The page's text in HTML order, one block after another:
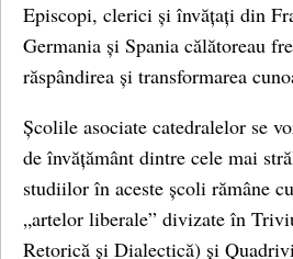
Episcopi, clerici și învățați din
Germania și Spania călătoreau
răspândirea și transformarea
Școlile asociate catedralelor se
de învățământ dintre cele mai
studiilor în aceste școli rămâne
„artelor liberale” divizate în
Retorică și Dialectică) și